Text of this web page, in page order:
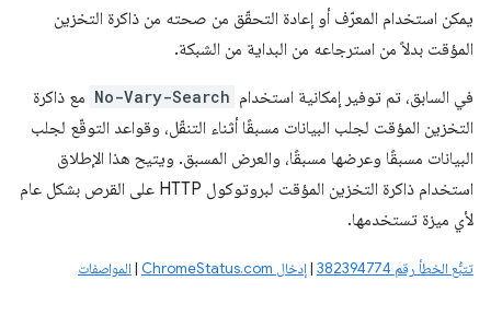
يمكن استخدام المعرّف أو إعادة التحقّق من صحته من ذاكرة التخزين
المؤقت بدلاً من استرجاعه من البداية من الشبكة.
في السابق، تم توفير إمكانية استخدام No-Vary-Search مع ذاكرة
التخزين المؤقت لجلب البيانات مسبقًا أثناء التنقّل، وقواعد التوقّع لجلب
البيانات مسبقًا وعرضها مسبقًا، والعرض المسبق. ويتيح هذا الإطلاق
استخدام ذاكرة التخزين المؤقت لبروتوكول HTTP على القرص بشكل عام
لأي ميزة تستخدمها.
تتبُّع الخطأ رقم 382394774 |إدخال ChromeStatus.com |المواصفات